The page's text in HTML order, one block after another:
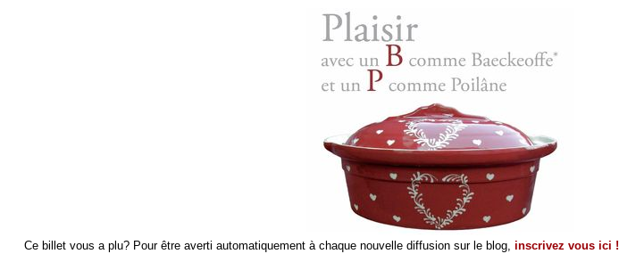
Ce billet vous a plu? Pour être averti automatiquement à chaque nouvelle diffusion sur le blog, inscrivez vous ici !